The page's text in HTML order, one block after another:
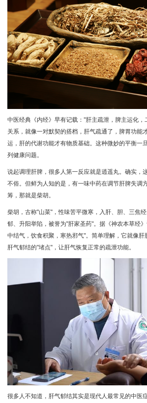
中医经典《内经》早有记载："肝主疏泄，脾主运化，
关系，就像一对默契的搭档，肝气疏通了，脾胃功能
运，肝的代谢功能才有物质基础。这种微妙的平衡一
列健康问题。
说起调理肝脾，很多人第一反应就是逍遥丸。确实，
不俗。但鲜为人知的是，有一味中药在调节肝脾失调
筹，那就是柴胡。
柴胡，古称"山菜"，性味苦平微寒，入肝、胆、三焦
郁、升阳举陷，被誉为"肝家圣药"。据《神农本草经
中结气，饮食积聚，寒热邪气"。简单理解，它就像肝
肝气郁结的"堵点"，让肝气恢复正常的疏泄功能。
很多人不知道，肝气郁结其实是现代人最常见的中医